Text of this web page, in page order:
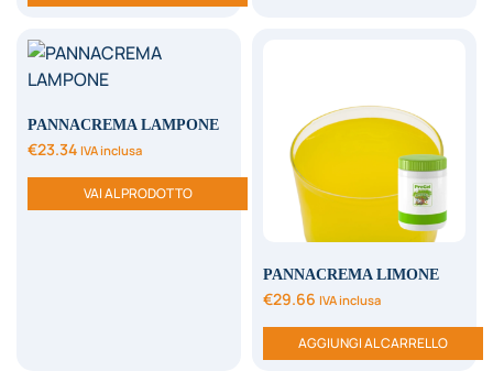
PANNACREMA LAMPONE
€23.34 IVA inclusa
VAI AL PRODOTTO
PANNACREMA LIMONE
€29.66 IVA inclusa
AGGIUNGI AL CARRELLO